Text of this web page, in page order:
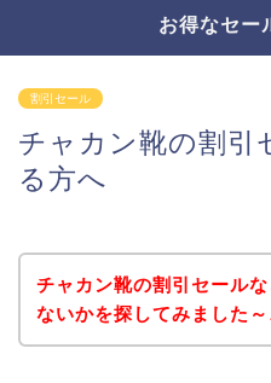
お得なセー
割引セール
チャカン靴の割引
る方へ
チャカン靴の割引セール
ないかを探してみました～